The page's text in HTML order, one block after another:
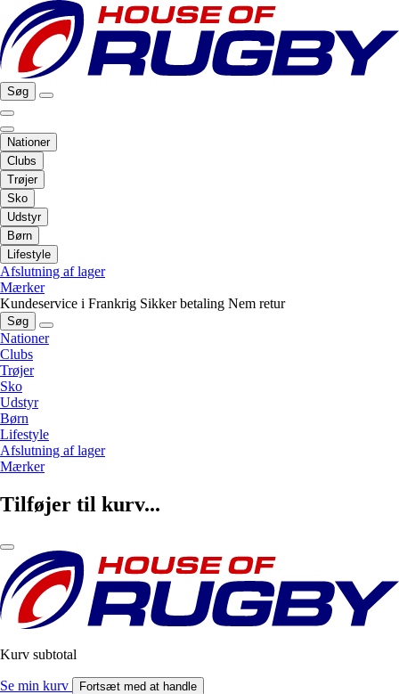
Søg
Nationer
Clubs
Trøjer
Sko
Udstyr
Børn
Lifestyle
Afslutning af lager
Mærker
Kundeservice i Frankrig Sikker betaling Nem retur
Søg
Nationer
Clubs
Trøjer
Sko
Udstyr
Børn
Lifestyle
Afslutning af lager
Mærker
Tilføjer til kurv...
Kurv subtotal
Se min kurv Fortsæt med at handle